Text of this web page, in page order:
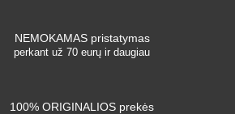
NEMOKAMAS pristatymas
perkant už 70 eurų ir daugiau
100% ORIGINALIOS prekės